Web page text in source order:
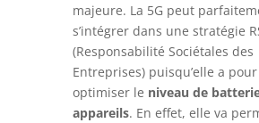
majeure. La 5G peut
s’intégrer dans une stratégie
(Responsabilité Sociétales des
Entreprises) puisqu’elle a
optimiser le niveau de
appareils. En effet, elle va